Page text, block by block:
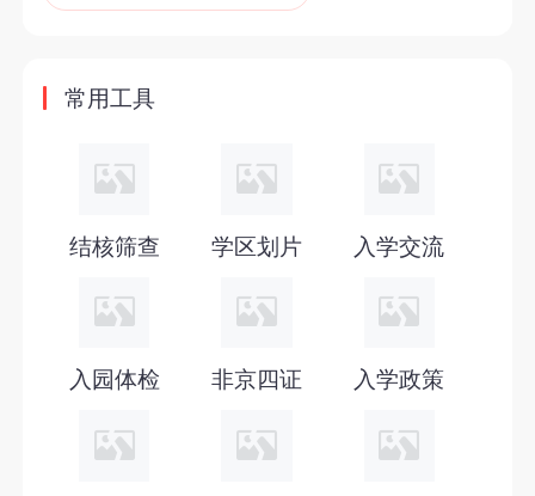
2027年非京籍幼升小
2027年北京六年一学位政策
常用工具
结核筛查 学区划片 入学交流
入园体检 非京四证 入学政策